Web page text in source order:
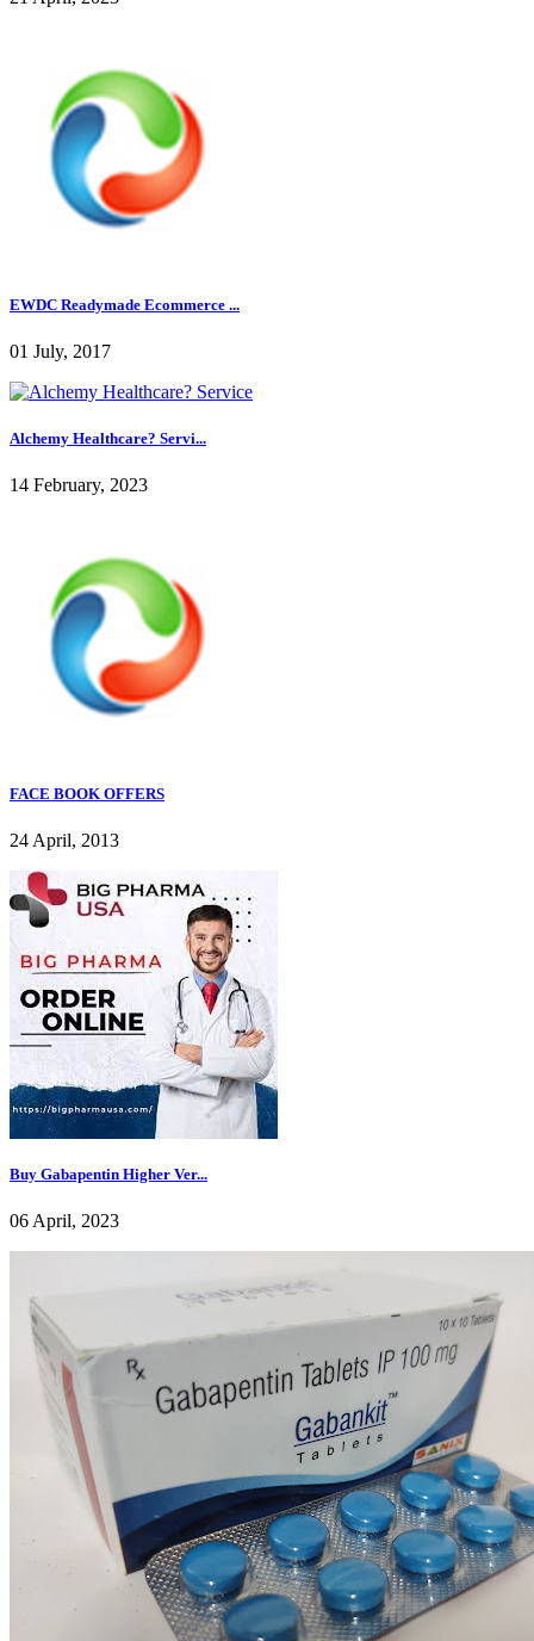
EWDC Readymade Ecommerce ...
01 July, 2017
Alchemy Healthcare? Servi...
14 February, 2023
FACE BOOK OFFERS
24 April, 2013
Buy Gabapentin Higher Ver...
06 April, 2023